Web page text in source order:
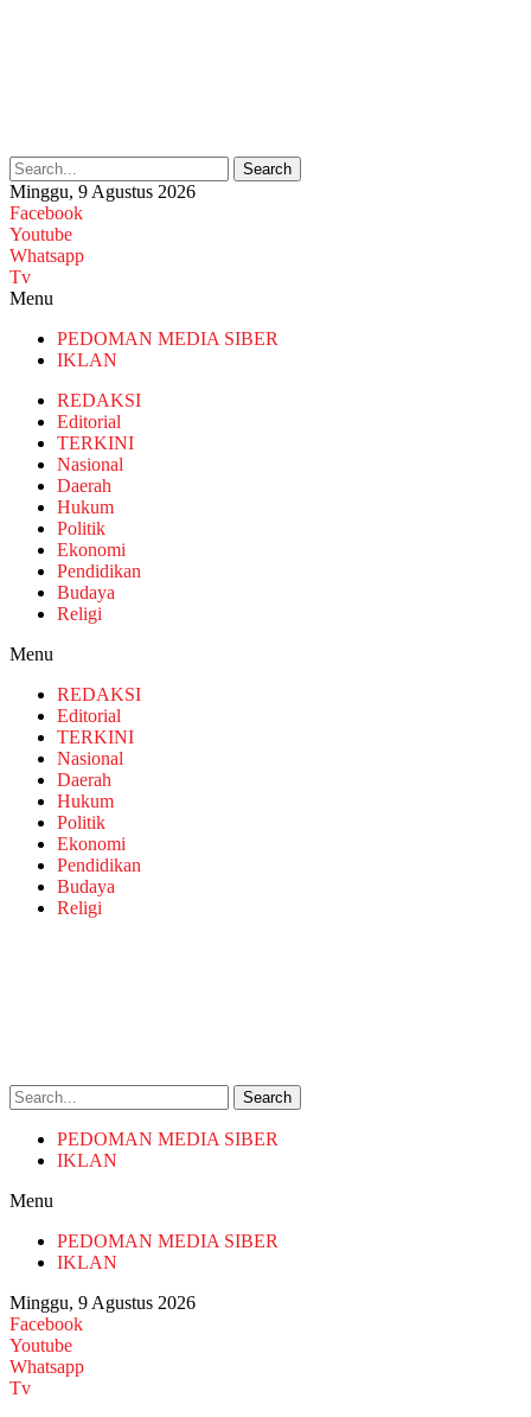
Search
Minggu, 9 Agustus 2026
Facebook
Youtube
Whatsapp
Tv
Menu
PEDOMAN MEDIA SIBER
IKLAN
REDAKSI
Editorial
TERKINI
Nasional
Daerah
Hukum
Politik
Ekonomi
Pendidikan
Budaya
Religi
Menu
REDAKSI
Editorial
TERKINI
Nasional
Daerah
Hukum
Politik
Ekonomi
Pendidikan
Budaya
Religi
Search
PEDOMAN MEDIA SIBER
IKLAN
Menu
PEDOMAN MEDIA SIBER
IKLAN
Minggu, 9 Agustus 2026
Facebook
Youtube
Whatsapp
Tv